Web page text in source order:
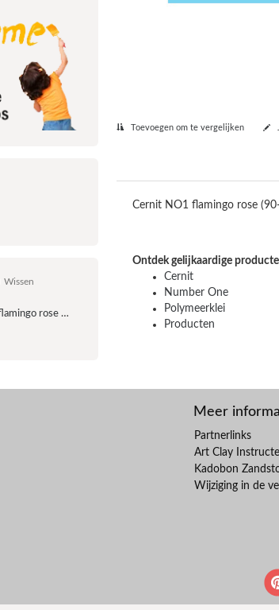
Wissen
Cernit NO1 flamingo rose (90-482) - 56 gram
Toevoegen om te vergelijken
Cernit NO1 flamingo rose
Ontdek gelijkaardige
Cernit
Number One
Polymeerklei
Producten
Meer
Partnerlinks
Art Clay
Kadobon
Wijziging in de